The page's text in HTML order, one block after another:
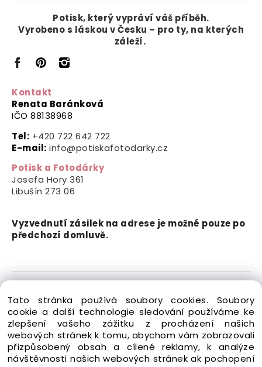
Potisk, který vyprávíváš příběh.
Vyrobeno s láskou v Česku – pro ty, na kterých
záleží.
Kontakt
Renata Baránková
IČO 88138968
Tel: +420 722 642 722
E-mail: info@potiskafotodarky.cz
Potisk a Fotodárky
Josefa Hory 361
Libušín 273 06
Vyzvednutí zásilek na adrese je možné pouze po
předchozí domluvě.
práva vyhrazena.
Tato stránka používá soubory cookies. Soubory
cookie a další technologie sledování používáme ke
zlepšení vašeho zážitku z procházení našich
webových stránek k tomu, abychom vám zobrazovali
přizpůsobený obsah a cílené reklamy, k analýze
návštěvnosti našich webových stránek ak pochopení